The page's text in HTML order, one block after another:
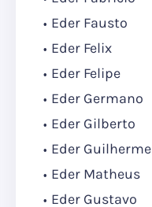
Eder Fausto
Eder Felix
Eder Felipe
Eder Germano
Eder Gilberto
Eder Guilherme
Eder Matheus
Eder Gustavo